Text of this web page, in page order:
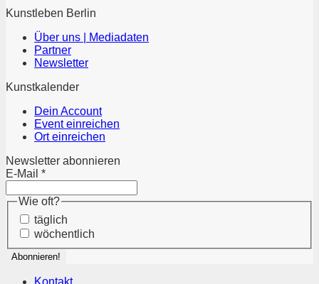
Kunstleben Berlin
Über uns | Mediadaten
Partner
Newsletter
Kunstkalender
Dein Account
Event einreichen
Ort einreichen
Newsletter abonnieren
E-Mail *
Wie oft?
täglich
wöchentlich
Kontakt